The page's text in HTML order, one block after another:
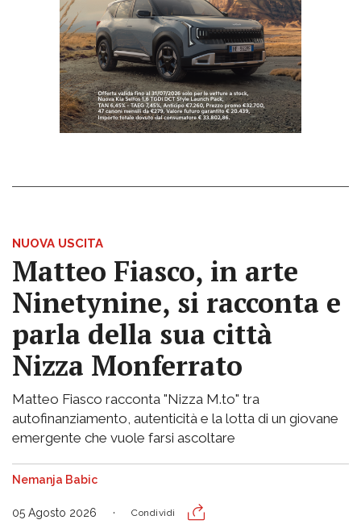
NUOVA USCITA
Matteo Fiasco, in arte
Ninetynine, si racconta e
parla della sua città
Nizza Monferrato
Matteo Fiasco racconta "Nizza M.to" tra
autofinanziamento, autenticità e la lotta di un giovane
emergente che vuole farsi ascoltare
Nemanja Babic
05 Agosto 2026 Condividi